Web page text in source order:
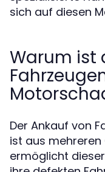
sich auf diesen
Warum ist
Der Ankauf von
ist aus mehreren
ermöglicht